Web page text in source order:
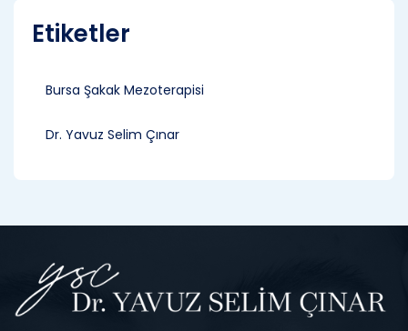
Etiketler
Bursa Şakak Mezoterapisi
Dr. Yavuz Selim Çınar